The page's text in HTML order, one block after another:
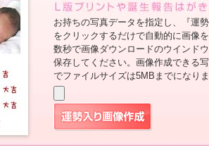
お持ちの写真データを指定し、『運
をクリックするだけで自動的に画像を
数秒で画像ダウンロードのウインド
保存してください。画像作成できる
でファイルサイズは5MBまでになりま